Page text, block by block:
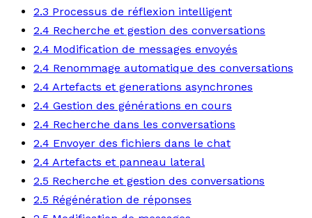
2.3 Processus de réflexion intelligent
2.4 Recherche et gestion des conversations
2.4 Modification de messages envoyés
2.4 Renommage automatique des conversations
2.4 Artefacts et generations asynchrones
2.4 Gestion des générations en cours
2.4 Recherche dans les conversations
2.4 Envoyer des fichiers dans le chat
2.4 Artefacts et panneau lateral
2.5 Recherche et gestion des conversations
2.5 Régénération de réponses